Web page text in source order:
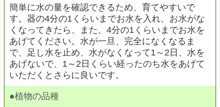
簡単に水の量を確認できるため、育てやすいで
す。器の4分の1くらいまでお水を入れ、お水がな
くなってきたら、また、4分の1くらいまでお水を
あげてください。水が一旦、完全になくなるま
で、足し水を止め、水がなくなって1～2日、水を
あげないで、1～2日くらい経ったのち水をあげて
いただくとさらに良いです。
●植物の品種